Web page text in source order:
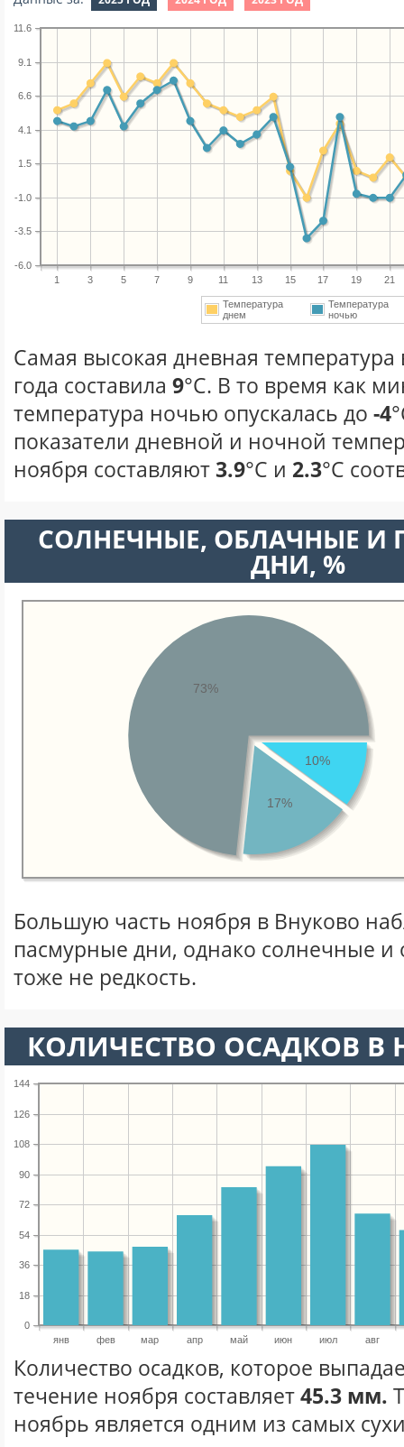
1 3 5 7 9 11 13 15 17 19 21
-6.0
-3.5
-1.0
1.5
4.1
6.6
9.1
11.6
Температура
днем
Температура
ночью
Самая высокая дневная температура
года составила 9°С. В то время как
температура ночью опускалась до -4
показатели дневной и ночной
ноября составляют3.9°С и 2.3°С
CОЛНЕЧНЫЕ, ОБЛАЧНЫЕ И
ДНИ, %
10%
17%
73%
Большую часть ноября в Внуково
пасмурные дни, однако солнечные
тоже не редкость.
КОЛИЧЕСТВО ОСАДКОВ В
янв фев мар апр май июн июл авг
0
18
36
54
72
90
108
126
144
Количество осадков, которое
течение ноября составляет45.3 мм.
ноябрь является одним из самых